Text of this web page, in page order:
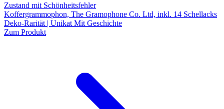
Zustand mit Schönheitsfehler
Koffergrammophon, The Gramophone Co. Ltd, inkl. 14 Schellacks
Deko-Rarität | Unikat Mit Geschichte
Zum Produkt